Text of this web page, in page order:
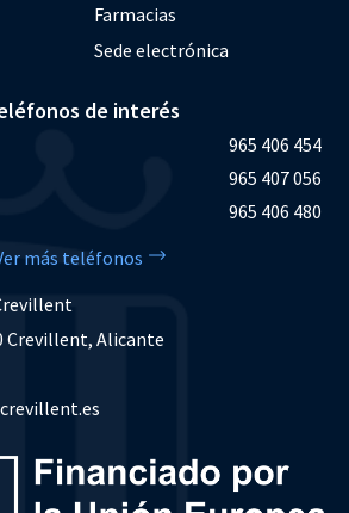
Farmacias
Sede electrónica
de interés
965 406 454
965 407 056
965 406 480
más teléfonos
Crevillent, Alicante